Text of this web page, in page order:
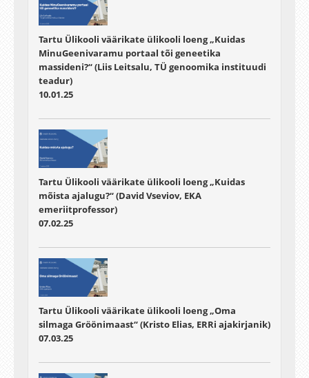
Tartu Ülikooli väärikate ülikooli loeng „Kuidas
MinuGeenivaramu portaal tõi geneetika
massideni?“ (Liis Leitsalu, TÜ genoomika instituudi
teadur)
10.01.25
Tartu Ülikooli väärikate ülikooli loeng „Kuidas
mõista ajalugu?“ (David Vseviov, EKA
emeriitprofessor)
07.02.25
Tartu Ülikooli väärikate ülikooli loeng „Oma
silmaga Gröönimaast“ (Kristo Elias, ERRi ajakirjanik)
07.03.25